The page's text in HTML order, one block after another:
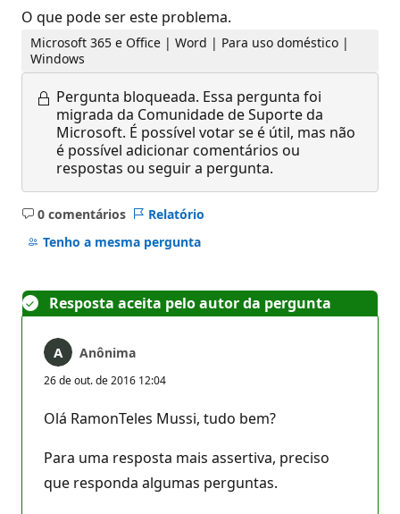
O que pode ser este problema.
Microsoft 365 e Office | Word | Para uso doméstico |
Windows
Pergunta bloqueada. Essa pergunta foi
migrada da Comunidade de Suporte da
Microsoft. É possível votar se é útil, mas não
é possível adicionar comentários ou
respostas ou seguir a pergunta.
0 comentários
Sem
comentários
Relatório
Tenho a mesma pergunta
Resposta aceita pelo autor da pergunta
Anônima
26 de out. de 2016 12:04
Olá RamonTeles Mussi, tudo bem?
Para uma resposta mais assertiva, preciso
que responda algumas perguntas.